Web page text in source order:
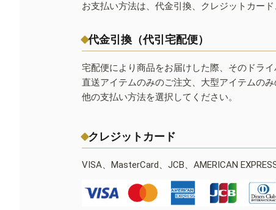
お支払い方法は、代金引換、クレジットカー
代金引換（代引宅配便）
宅配便により商品をお届けした際、そのドラ
直送アイテムのみのご注文、大型アイテムの
他の支払い方法を選択してください。
クレジットカード
VISA、MasterCard、JCB、AMERICAN